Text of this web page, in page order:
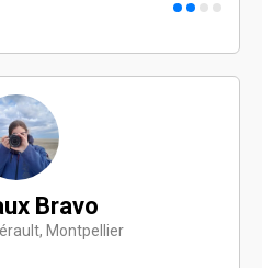
Bravo
Montpellier